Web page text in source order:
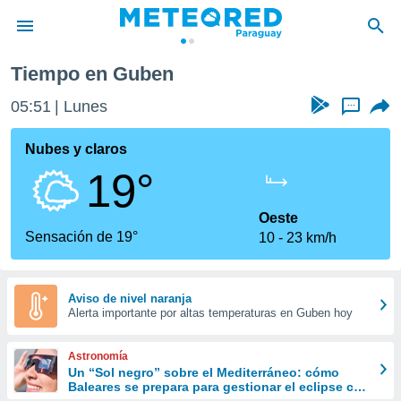
de
ha
calidad.
a este
las
y
forma
digital
basada
Tiempo en Guben
05:51 Lunes ...
Nubes y claros
19°
Sensación de 19°
Oeste
10
23 km/h
Aviso de nivel naranja
Alerta importante por altas temperaturas en Guben hoy
Astronomía
Un “Sol negro” sobre el Mediterráneo: cómo
Baleares se prepara para gestionar el eclipse con